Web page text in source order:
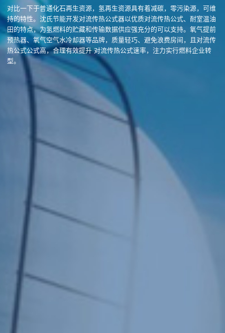
对比一下于普通化石再生资源，氢再生资源具有着减碳，零污染源，可维
持的特性。沈氏节能开发对流传热公式器以优质对流传热公式、耐室温油
田的特点，为氢燃料的贮藏和传输数据供应强充分的可以支持。氧气提前
预热器、氧气空气水冷却器等品牌，质量轻巧、避免浪费房间，且对流传
热公式公式高，合理有效提升 对流传热公式速率，注力实行燃料企业转
型。